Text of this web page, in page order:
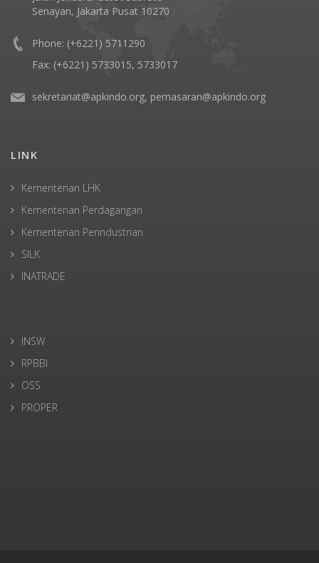
Senayan, Jakarta Pusat 10270
Phone: (+6221) 5711290
Fax: (+6221) 5733015, 5733017
sekretariat@apkindo.org, pemasaran@apkindo.org
LINK
Kementerian LHK
Kementerian Perdagangan
Kementerian Perindustrian
SILK
INATRADE
INSW
RPBBI
OSS
PROPER